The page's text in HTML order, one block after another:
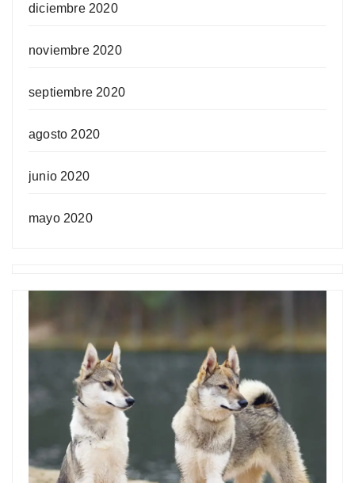
diciembre 2020
noviembre 2020
septiembre 2020
agosto 2020
junio 2020
mayo 2020